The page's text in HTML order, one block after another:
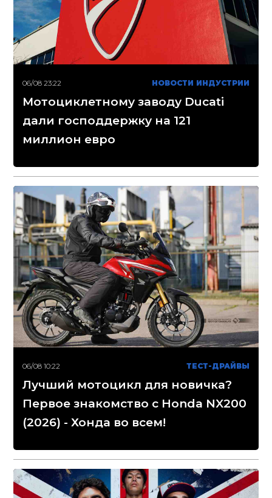
06/08 23:22 НОВОСТИ ИНДУСТРИИ
Мотоциклетному заводу Ducati
дали господдержку на 121
миллион евро
06/08 10:22 ТЕСТ-ДРАЙВЫ
Лучший мотоцикл для новичка?
Первое знакомство с Honda NX200
(2026) - Хонда во всем!